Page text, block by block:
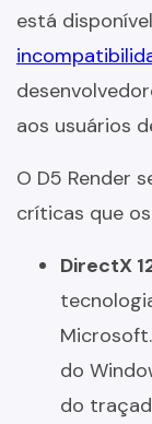
está
aos usuários
O D5 Render
críticas que
DirectX
do
do